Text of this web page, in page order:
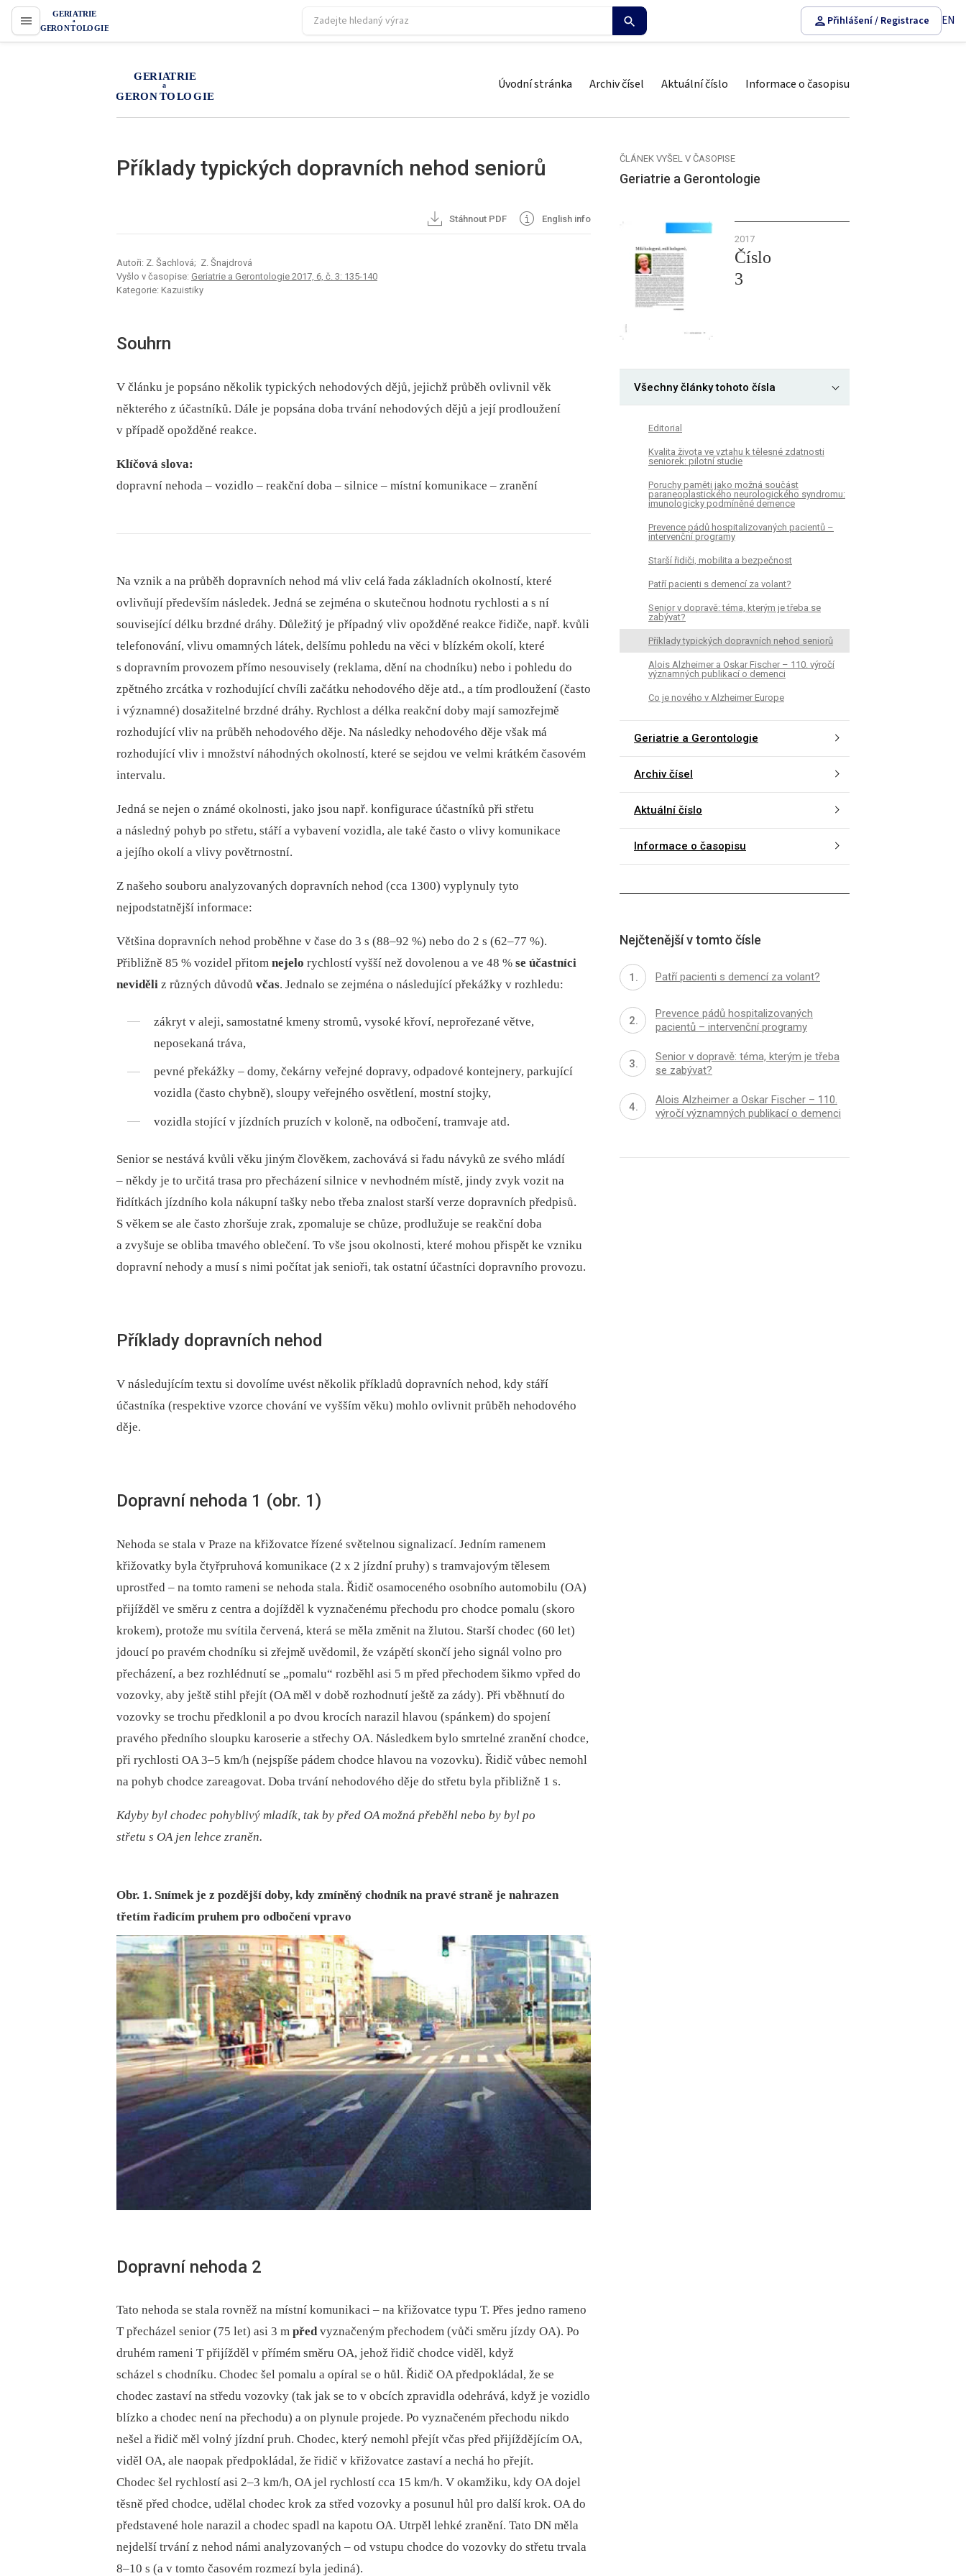
proLékaře.cz
Přihlášení / Registrace EN
proLékaře.cz Úvodní stránka Archiv čísel Aktuální číslo Informace o časopisu
Příklady typických dopravních nehod seniorů
Stáhnout PDF English info
Autoři: Z. Šachlová; Z. Šnajdrová
Vyšlo v časopise: Geriatrie a Gerontologie 2017, 6, č. 3: 135-140
Kategorie: Kazuistiky
Souhrn
V článku je popsáno několik typických nehodových dějů, jejichž průběh ovlivnil věk
některého z účastníků. Dále je popsána doba trvání nehodových dějů a její prodloužení
v případě opožděné reakce.
Klíčová slova:
dopravní nehoda –⁠ vozidlo –⁠ reakční doba –⁠ silnice –⁠ místní komunikace –⁠ zranění
Na vznik a na průběh dopravních nehod má vliv celá řada základních okolností, které
ovlivňují především následek. Jedná se zejména o skutečnou hodnotu rychlosti a s ní
související délku brzdné dráhy. Důležitý je případný vliv opožděné reakce řidiče, např. kvůli
telefonování, vlivu omamných látek, delšímu pohledu na věci v blízkém okolí, které
s dopravním provozem přímo nesouvisely (reklama, dění na chodníku) nebo i pohledu do
zpětného zrcátka v rozhodující chvíli začátku nehodového děje atd., a tím prodloužení (často
i významné) dosažitelné brzdné dráhy. Rychlost a délka reakční doby mají samozřejmě
rozhodující vliv na průběh nehodového děje. Na následky nehodového děje však má
rozhodující vliv i množství náhodných okolností, které se sejdou ve velmi krátkém časovém
intervalu.
Jedná se nejen o známé okolnosti, jako jsou např. konfigurace účastníků při střetu
a následný pohyb po střetu, stáří a vybavení vozidla, ale také často o vlivy komunikace
a jejího okolí a vlivy povětrnostní.
Z našeho souboru analyzovaných dopravních nehod (cca 1300) vyplynuly tyto
nejpodstatnější informace:
Většina dopravních nehod proběhne v čase do 3 s (88–92 %) nebo do 2 s (62–77 %).
Přibližně 85 % vozidel přitom nejelo rychlostí vyšší než dovolenou a ve 48 % se účastníci
neviděli z různých důvodů včas. Jednalo se zejména o následující překážky v rozhledu:
zákryt v aleji, samostatné kmeny stromů, vysoké křoví, neprořezané větve,
neposekaná tráva,
pevné překážky –⁠ domy, čekárny veřejné dopravy, odpadové kontejnery, parkující
vozidla (často chybně), sloupy veřejného osvětlení, mostní stojky,
vozidla stojící v jízdních pruzích v koloně, na odbočení, tramvaje atd.
Senior se nestává kvůli věku jiným člověkem, zachovává si řadu návyků ze svého mládí
–⁠ někdy je to určitá trasa pro přecházení silnice v nevhodném místě, jindy zvyk vozit na
řidítkách jízdního kola nákupní tašky nebo třeba znalost starší verze dopravních předpisů.
S věkem se ale často zhoršuje zrak, zpomaluje se chůze, prodlužuje se reakční doba
a zvyšuje se obliba tmavého oblečení. To vše jsou okolnosti, které mohou přispět ke vzniku
dopravní nehody a musí s nimi počítat jak senioři, tak ostatní účastníci dopravního provozu.
Příklady dopravních nehod
V následujícím textu si dovolíme uvést několik příkladů dopravních nehod, kdy stáří
účastníka (respektive vzorce chování ve vyšším věku) mohlo ovlivnit průběh nehodového
děje.
Dopravní nehoda 1 (obr. 1)
Nehoda se stala v Praze na křižovatce řízené světelnou signalizací. Jedním ramenem
křižovatky byla čtyřpruhová komunikace (2 x 2 jízdní pruhy) s tramvajovým tělesem
uprostřed –⁠ na tomto rameni se nehoda stala. Řidič osamoceného osobního automobilu (OA)
přijížděl ve směru z centra a dojížděl k vyznačenému přechodu pro chodce pomalu (skoro
krokem), protože mu svítila červená, která se měla změnit na žlutou. Starší chodec (60 let)
jdoucí po pravém chodníku si zřejmě uvědomil, že vzápětí skončí jeho signál volno pro
přecházení, a bez rozhlédnutí se „pomalu“ rozběhl asi 5 m před přechodem šikmo vpřed do
vozovky, aby ještě stihl přejít (OA měl v době rozhodnutí ještě za zády). Při vběhnutí do
vozovky se trochu předklonil a po dvou krocích narazil hlavou (spánkem) do spojení
pravého předního sloupku karoserie a střechy OA. Následkem bylo smrtelné zranění chodce,
při rychlosti OA 3–5 km/h (nejspíše pádem chodce hlavou na vozovku). Řidič vůbec nemohl
na pohyb chodce zareagovat. Doba trvání nehodového děje do střetu byla přibližně 1 s.
Kdyby byl chodec pohyblivý mladík, tak by před OA možná přeběhl nebo by byl po
střetu s OA jen lehce zraněn.
Obr. 1. Snímek je z pozdější doby, kdy zmíněný chodník na pravé straně je nahrazen
třetím řadicím pruhem pro odbočení vpravo
Dopravní nehoda 2
Tato nehoda se stala rovněž na místní komunikaci –⁠ na křižovatce typu T. Přes jedno rameno
T přecházel senior (75 let) asi 3 m předvyznačeným přechodem (vůči směru jízdy OA). Po
druhém rameni T přijížděl v přímém směru OA, jehož řidič chodce viděl, když
scházel s chodníku. Chodec šel pomalu a opíral se o hůl. Řidič OA předpokládal, že se
chodec zastaví na středu vozovky (tak jak se to v obcích zpravidla odehrává, když je vozidlo
blízko a chodec není na přechodu) a on plynule projede. Po vyznačeném přechodu nikdo
nešel a řidič měl volný jízdní pruh. Chodec, který nemohl přejít včas před přijíždějícím OA,
viděl OA, ale naopak předpokládal, že řidič v křižovatce zastaví a nechá ho přejít.
Chodec šel rychlostí asi 2–3 km/h, OA jel rychlostí cca 15 km/h. V okamžiku, kdy OA dojel
těsně před chodce, udělal chodec krok za střed vozovky a posunul hůl pro další krok. OA do
představené hole narazil a chodec spadl na kapotu OA. Utrpěl lehké zranění. Tato DN měla
nejdelší trvání z nehod námi analyzovaných –⁠ od vstupu chodce do vozovky do střetu trvala
8–10 s (a v tomto časovém rozmezí byla jediná).
ČLÁNEK VYŠEL V ČASOPISE
Geriatrie a Gerontologie
2017
Číslo
3
Všechny články tohoto čísla
Editorial
Kvalita života ve vztahu k tělesné zdatnosti
seniorek: pilotní studie
Poruchy paměti jako možná součást
paraneoplastického neurologického syndromu:
imunologicky podmíněné demence
Prevence pádů hospitalizovaných pacientů –
intervenční programy
Starší řidiči, mobilita a bezpečnost
Patří pacienti s demencí za volant?
Senior v dopravě: téma, kterým je třeba se
zabývat?
Příklady typických dopravních nehod seniorů
Alois Alzheimer a Oskar Fischer – 110. výročí
významných publikací o demenci
Co je nového v Alzheimer Europe
Geriatrie a Gerontologie
Archiv čísel
Aktuální číslo
Informace o časopisu
Nejčtenější v tomto čísle
Patří pacienti s demencí za volant?
Prevence pádů hospitalizovaných
pacientů – intervenční programy
Senior v dopravě: téma, kterým je třeba
se zabývat?
Alois Alzheimer a Oskar Fischer – 110.
výročí významných publikací o demenci